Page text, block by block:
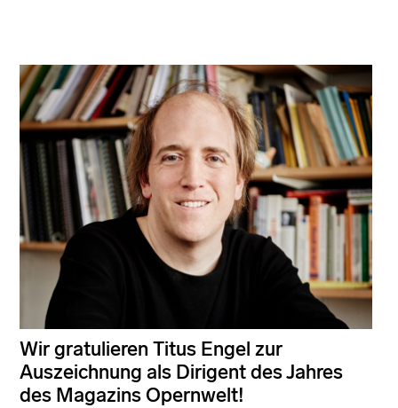
Wir gratulieren Titus Engel zur
Auszeichnung als Dirigent des Jahres
des Magazins Opernwelt!